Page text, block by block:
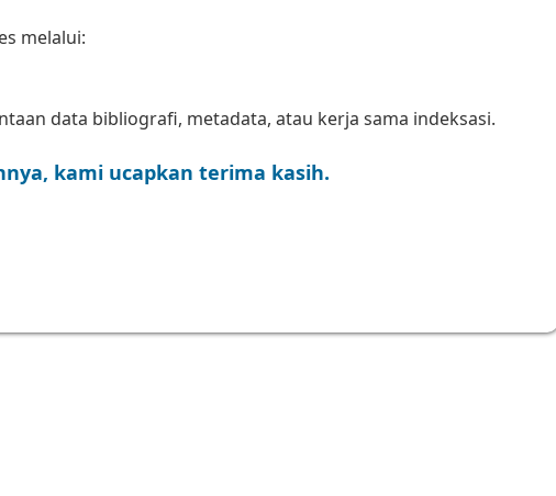
melalui:
data bibliografi, metadata, atau kerja sama indeksasi.
kami ucapkan terima kasih.